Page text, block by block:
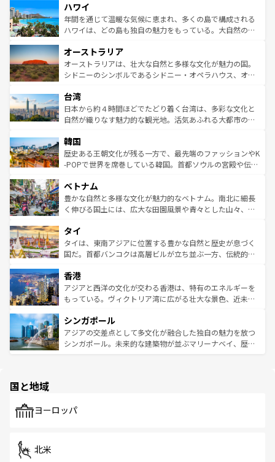
ば市内交通費無料で観光を楽しむこともできる。 なお、新
着のスイス情報はコンテンツ一覧 を参照してほしい。
のような巨大都市は、観光、ショッピング、エンターテイ
ンメントが詰まった刺激的なスポットだ。一方、アメリカ
西部には大自然が広がり、グランドキャニオンやイエロー
部のニューオーリンズでは、音楽と美食が融合した独特の
文化が魅力。旅行者はアメリカの各地域で異なる魅力を楽
しみながら、その多様性と豊かな歴史を感じることができ
ならではの贅沢な旅のスタイルだ。 なお、新着のアメリカ
情報はコンテンツ一覧を参照してほしい。
ハワイ
年間を通じて温暖な気候に恵まれ、多くの島で構成される
ハワイは、どの島も独自の魅力をもっている。大自然の神
ワイ島は見逃せない。また、定番の観光地といえばオアフ
島だが、静かな自然を求めるならマウイ島やカウアイ島が
おすすめ。エメラルドグリーンに輝く海をはじめ、豊かな
れるおもてなしの心で訪れる人々を迎えてくれるハワイの
人々、おいしいローカルフードやハワイアンミュージッ
ク、伝統的なフラダンスなど、すべてがハワイの魅力を彩
ワイを、存分に味わってほしい。 なお、新着のハワイ情報
はコンテンツ一覧を参照してほしい。
オーストラリア
オーストラリアは、壮大な自然と多様な文化が魅力の国。
シドニーのシンボルであるシドニー・オペラハウス、オー
リアリーフや大陸中央部にそびえるウルル（エアーズロッ
ク）、タスマニアの美しい原生林やケアンズの熱帯雨林な
ど、見どころがたくさん。また、カフェやワイン、オージ
いる。アクティビティも充実しており、サーフィンやダイ
ビング、ハイキングなど、アウトドア好きにはたまらな
い。オーストラリアの多彩な魅力を存分に味わいつくそ
参照してほしい。
台湾
日本から約４時間ほどでたどり着く台湾は、多彩な文化と
自然が織りなす魅力的な観光地。活気あふれる大都市の台
ン）、静ひつな山岳地帯である台湾東部など、都市の喧騒
と山間の静けさが共存しており、訪れる人に新しい発見と
驚きをもたらしてくれる。また、奥深い台湾の食文化も魅
容にもいいと評判のスイーツなど、バラエティ豊かな料理
が味わえる。 なお、新着の台湾情報は コンテンツ一覧を参
照してほしい。
韓国
歴史ある王朝文化が残る一方で、最先端のファッションやK
-POPで世界を席巻している韓国。首都ソウルの宮殿や伝統
き、地方に足を延ばせば四季折々の自然美を楽しむことが
できる。そして、キムチや焼肉、絶品のストリートフード
まで、さまざまな韓国料理が待っている。夜には、韓国な
リティに包まれながら、韓国の多彩な魅力を心ゆくまで味
わってみてほしい。 なお、新着の韓国情報はコンテンツ一
覧を参照してほしい。
ベトナム
豊かな自然と多様な文化が魅力的なベトナム。南北に細長
く伸びる国土には、広大な田園風景や青々とした山々、世
急速な発展と共に伝統が息づく。ハノイの古い町並みやホ
ーチミン市のフランス統治時代の建物も、独特の雰囲気を
醸し出している。また、バラエティの豊かさとおいしさで
とつ。フォーやバインミー、ベトナムコーヒーなどは、ぜ
ひ現地で味わいたい。どの地域を訪れてもあたたかい人々
が旅行者を迎えてくれるので、きっと忘れられない旅にな
参照してほしい。
タイ
タイは、東南アジアに位置する豊かな自然と歴史が息づく
国だ。首都バンコクは高層ビルが立ち並ぶ一方、伝統的な
の活気が交差している。北部ではチェンマイなどの山岳地
帯で自然と触れ合い、南部ではプーケットやクラビの美し
いビーチでリゾート気分を楽しむことができる。タイ料理
激する。気候は一年中温暖で、どの季節にも異なる楽しみ
が待っている。親しみやすいタイの人々、仏教を中心とし
た文化、そして多様な観光資源が、訪れる旅人を魅了し続
香港
アジアと西洋の文化が交わる香港は、特有のエネルギーを
もっている。ヴィクトリア湾に広がる壮大な景色、近未来
み、どこを訪れても感動するはず。観光スポットが密集し
ており、効率よく見どころを回れるのも魅力。息をのむよ
うな絶景から文化的な体験まで、香港を存分に楽しみ尽く
シンガポール
アジアの交差点として多文化が融合した独自の魅力を放つ
シンガポール。未来的な建築物が並ぶマリーナベイ、歴史
で、ホーカーズは地元の風情を楽しめる外せないスポット
国と地域
ヨーロッパ
北米